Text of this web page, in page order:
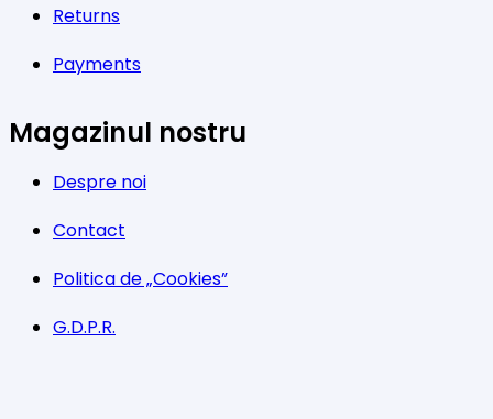
Returns
Payments
Magazinul nostru
Despre noi
Contact
Politica de „Cookies”
G.D.P.R.